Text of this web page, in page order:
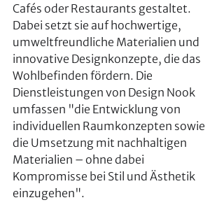
Cafés oder Restaurants gestaltet.
Dabei setzt sie auf hochwertige,
umweltfreundliche Materialien und
innovative Designkonzepte, die das
Wohlbefinden fördern. Die
Dienstleistungen von Design Nook
umfassen "die Entwicklung von
individuellen Raumkonzepten sowie
die Umsetzung mit nachhaltigen
Materialien – ohne dabei
Kompromisse bei Stil und Ästhetik
einzugehen".